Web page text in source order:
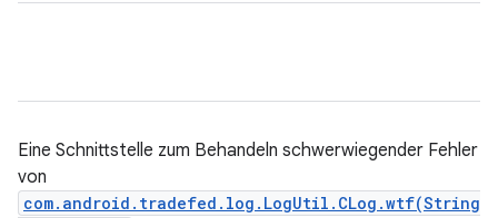
Eine Schnittstelle zum Behandeln schwerwiegender Fehler
von
com.android.tradefed.log.LogUtil.CLog.wtf(String